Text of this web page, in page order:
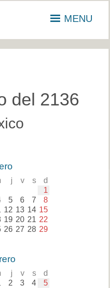
MENU
del 2136
j v s d
1
5 6 7 8
12 13 14 15
19 20 21 22
26 27 28 29
j v s d
2 3 4 5